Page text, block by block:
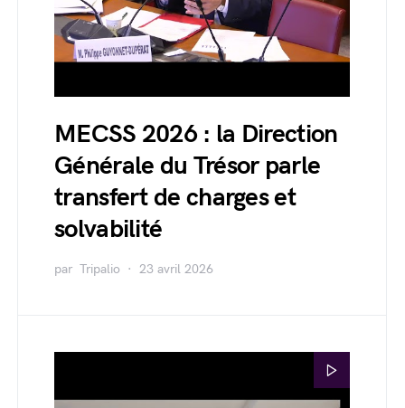
MECSS 2026 : la Direction
Générale du Trésor parle
transfert de charges et
solvabilité
par Tripalio 23 avril 2026